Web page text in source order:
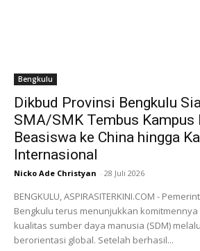
Bengkulu
Dikbud Provinsi Bengkulu
SMA/SMK Tembus Kampus
Beasiswa ke China hingga
Internasional
Nicko Ade Christyan - 28 Juli 2026
BENGKULU, ASPIRASITERKINI.COM -
Bengkulu terus menunjukkan
kualitas sumber daya manusia (SDM)
berorientasi global. Setelah berhasil...